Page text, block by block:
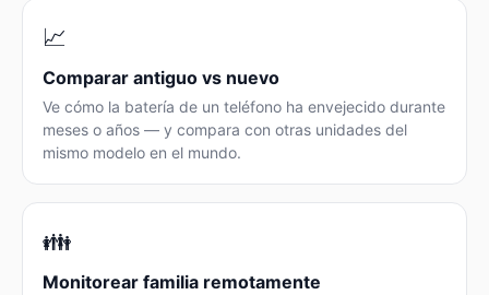
📈
Comparar antiguo vs nuevo
Ve cómo la batería de un teléfono ha envejecido durante
meses o años — y compara con otras unidades del
mismo modelo en el mundo.
👪
Monitorear familia remotamente